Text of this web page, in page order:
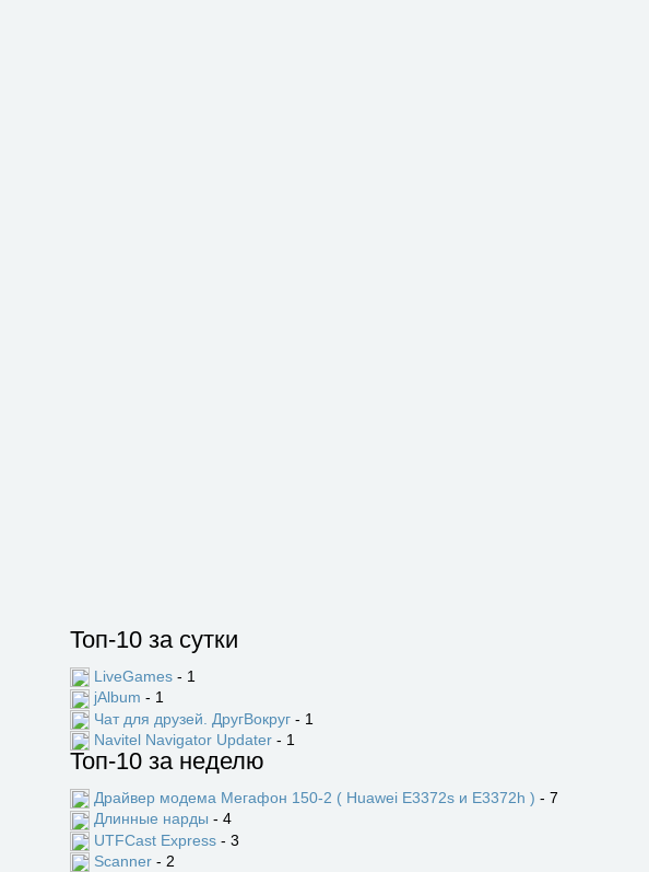
Топ-10 за сутки
LiveGames - 1
jAlbum - 1
Чат для друзей. ДругВокруг - 1
Navitel Navigator Updater - 1
Топ-10 за неделю
Драйвер модема Мегафон 150-2 ( Huawei E3372s и E3372h ) - 7
Длинные нарды - 4
UTFCast Express - 3
Scanner - 2